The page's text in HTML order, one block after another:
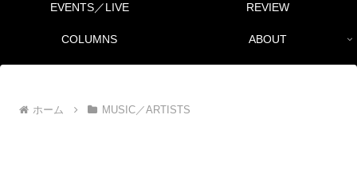
EVENTS／LIVE REVIEW
COLUMNS ABOUT
ホーム MUSIC／ARTISTS